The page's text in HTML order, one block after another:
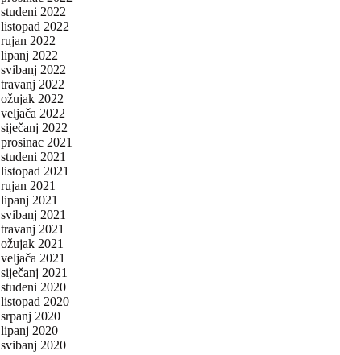
studeni 2022
listopad 2022
rujan 2022
lipanj 2022
svibanj 2022
travanj 2022
ožujak 2022
veljača 2022
siječanj 2022
prosinac 2021
studeni 2021
listopad 2021
rujan 2021
lipanj 2021
svibanj 2021
travanj 2021
ožujak 2021
veljača 2021
siječanj 2021
studeni 2020
listopad 2020
srpanj 2020
lipanj 2020
svibanj 2020